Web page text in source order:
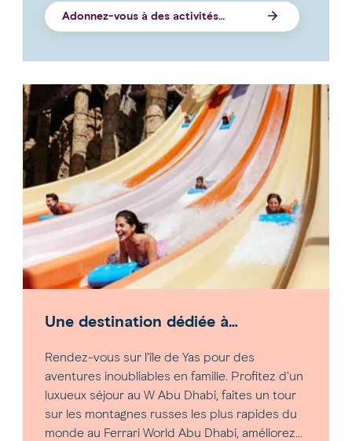
Corniche d'Abu Dhabi
Adonnez-vous à des activités
captivantes
Une destination dédiée à
Rendez-vous sur l'île de Yas pour des
aventures inoubliables en famille. Profitez d'un
luxueux séjour au W Abu Dhabi, faites un tour
sur les montagnes russes les plus rapides du
monde au Ferrari World Abu Dhabi, améliorez